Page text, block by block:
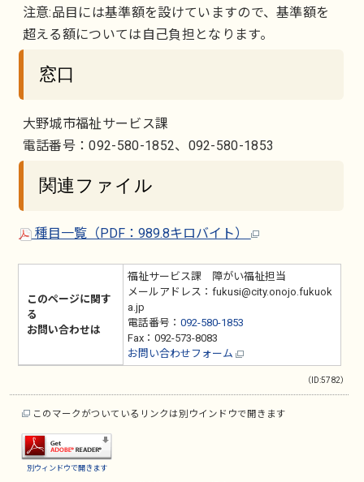
注意:品目には基準額を設けていますので、基準額を
超える額については自己負担となります。
窓口
大野城市福祉サービス課
電話番号：092-580-1852、092-580-1853
関連ファイル
種目一覧（PDF：989.8キロバイト）
このページに関す
る
お問い合わせは
福祉サービス課 障がい福祉担当
メールアドレス：fukusi@city.onojo.fukuok
a.jp
電話番号： 092-580-1853
Fax：092-573-8083
お問い合わせフォーム
（ID:5782）
このマークがついているリンクは別ウインドウで開きます
別ウィンドウで開きます